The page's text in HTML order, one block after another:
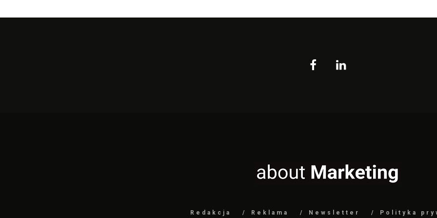
Redakcja Reklama Newsletter Polityka